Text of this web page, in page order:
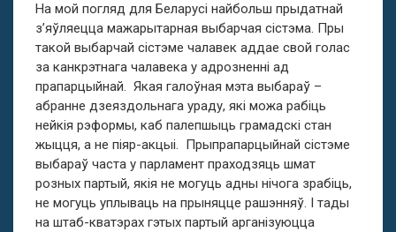
На мой погляд для Беларусі найбольш прыдатнай
з’яўляецца мажарытарная выбарчая сістэма. Пры
такой выбарчай сістэме чалавек аддае свой голас
за канкрэтнага чалавека у адрозненні ад
прапарцыйнай. Якая галоўная мэта выбараў –
абранне дзеяздольнага ураду, які можа рабіць
нейкія рэформы, каб палепшыць грамадскі стан
жыцця, а не піяр-акцыі. Прыпрапарцыйнай сістэме
выбараў часта у парламент праходзяць шмат
розных партый, якія не могуць адны нічога зрабіць,
не могуць уплываць на прыняцце рашэнняў. І тады
на штаб-кватэрах гэтых партый арганізуюцца